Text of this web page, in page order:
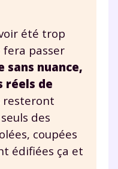
été trop
passer
sans nuance,
réels de
resteront
des
coupées
édifiées ça et